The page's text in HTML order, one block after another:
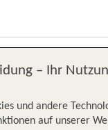
Sie
– Ihr
und andere
auf unserer